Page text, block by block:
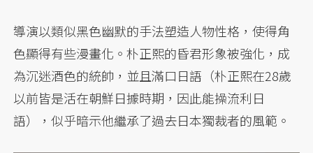
導演以類似黑色幽默的手法塑造人物性格，使得角
色顯得有些漫畫化。朴正熙的昏君形象被強化，成
為沉迷酒色的統帥，並且滿口日語（朴正熙在28歲
以前皆是活在朝鮮日據時期，因此能操流利日
語），似乎暗示他繼承了過去日本獨裁者的風範。